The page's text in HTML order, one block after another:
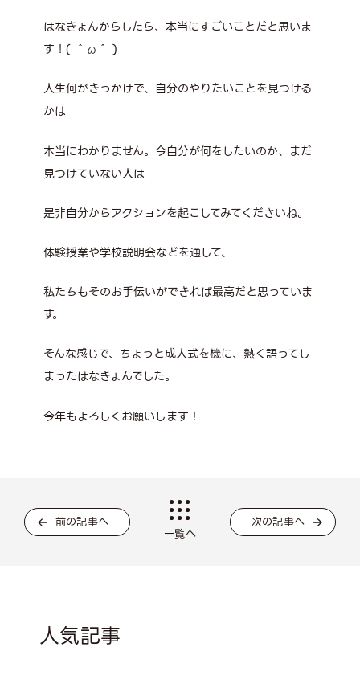
はなきょんからしたら、本当にすごいことだと思いま
す！( ＾ω＾ )
人生何がきっかけで、自分のやりたいことを見つける
かは
本当にわかりません。今自分が何をしたいのか、まだ
見つけていない人は
是非自分からアクションを起こしてみてくださいね。
体験授業や学校説明会などを通して、
私たちもそのお手伝いができれば最高だと思っていま
す。
そんな感じで、ちょっと成人式を機に、熱く語ってし
まったはなきょんでした。
今年もよろしくお願いします！
前の記事へ
一覧へ
次の記事へ
人気記事